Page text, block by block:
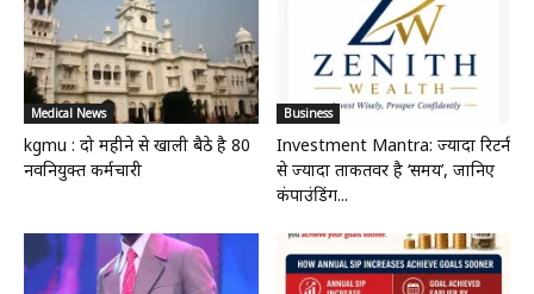
Medical News
kgmu : दो महीने से खाली बैठे है 80
नवनियुक्त कर्मचारी
Business
Investment Mantra: ज्यादा रिटर्न
से ज्यादा ताकतवर है ‘समय’, जानिए
कंपाउंडिंग...